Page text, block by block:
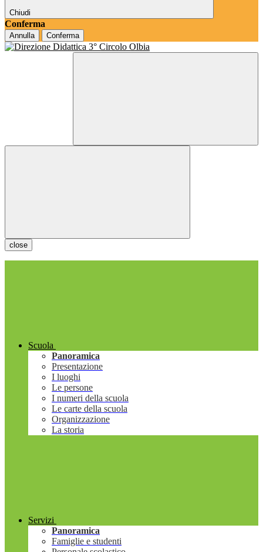
Chiudi
Conferma
Annulla Conferma
close
Scuola
Panoramica
Presentazione
I luoghi
Le persone
I numeri della scuola
Le carte della scuola
Organizzazione
La storia
Servizi
Panoramica
Famiglie e studenti